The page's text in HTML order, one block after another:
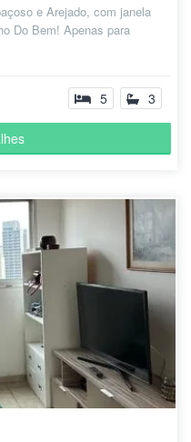
e Arejado, com janela
Do Bem! Apenas para
5 3